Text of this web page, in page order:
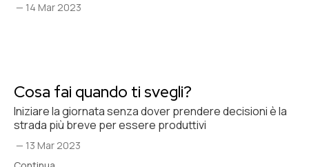
— 14 Mar 2023
Cosa fai quando ti svegli?
Iniziare la giornata senza dover prendere decisioni è la
strada più breve per essere produttivi
— 13 Mar 2023